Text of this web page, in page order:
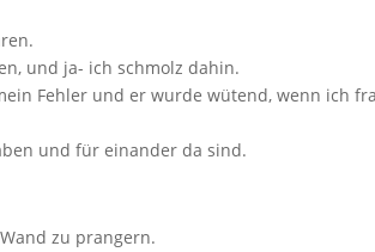
und ja- ich schmolz dahin.
Fehler und er wurde wütend, wenn ich
und für einander da sind.
zu prangern.